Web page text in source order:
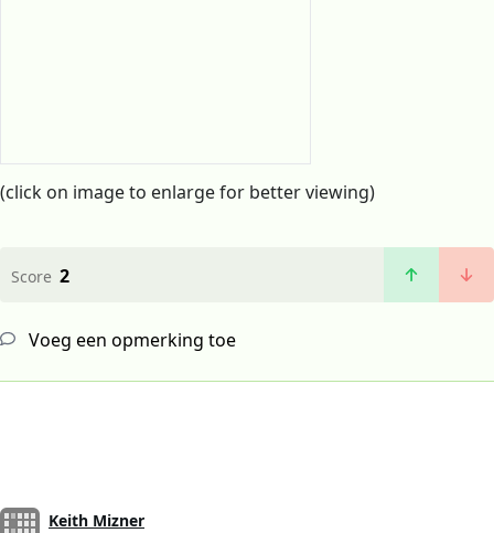
(click on image to enlarge for better viewing)
Score 2
Voeg een opmerking toe
Keith Mizner